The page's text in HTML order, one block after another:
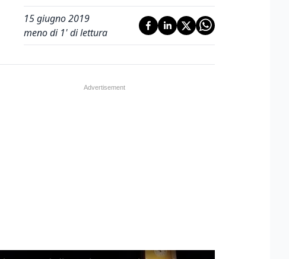
15 giugno 2019
meno di 1' di lettura